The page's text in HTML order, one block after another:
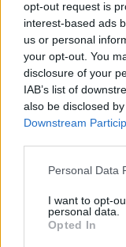
opt-out request is
interest-based ads
us or personal
your opt-out. You
disclosure of your
IAB’s list of
also be disclosed
Downstream
Personal Data
I want to opt-
personal data.
Opted In
ΠΑΟΚ: Το
Γυναίκας |
Ο ΠΑΟΚ έστειλε το
Παγκόσμια Ημέρα
στα Τέμπη.